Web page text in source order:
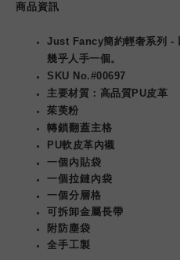
商品資訊
Just Fancy簡約輕奢系列 -
幾乎人手一個。
SKU No.#00697
主要材質：高品質PU皮革
茱萸粉
轉鎖翻蓋主格
PU軟皮革內襯
一個內貼袋
一個拉鏈內袋
一個分層格
可拆卸金屬長帶
附防塵袋
全手工製